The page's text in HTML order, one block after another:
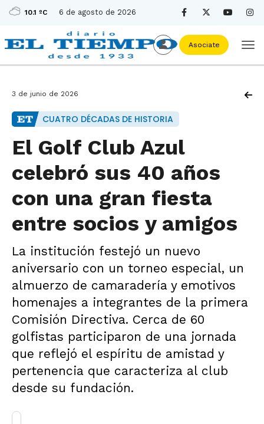
10.1 ºC 6 de agosto de 2026
Asociate
3 de junio de 2026
CUATRO DÉCADAS DE HISTORIA
El Golf Club Azul
celebró sus 40 años
con una gran fiesta
entre socios y amigos
La institución festejó un nuevo
aniversario con un torneo especial, un
almuerzo de camaradería y emotivos
homenajes a integrantes de la primera
Comisión Directiva. Cerca de 60
golfistas participaron de una jornada
que reflejó el espíritu de amistad y
pertenencia que caracteriza al club
desde su fundación.